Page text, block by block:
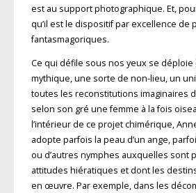
est au support photographique. Et,
qu’il est le dispositif par excellence de
fantasmagoriques.
Ce qui défile sous nos yeux se déploie
mythique, une sorte de non-lieu, un
toutes les reconstitutions imaginaires
selon son gré une femme à la fois
l’intérieur de ce projet chimérique,
adopte parfois la peau d’un ange,
ou d’autres nymphes auxquelles sont
attitudes hiératiques et dont les
en œuvre. Par exemple, dans les